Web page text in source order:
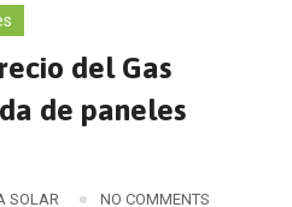
del Gas
de paneles
SOLAR NO COMMENTS